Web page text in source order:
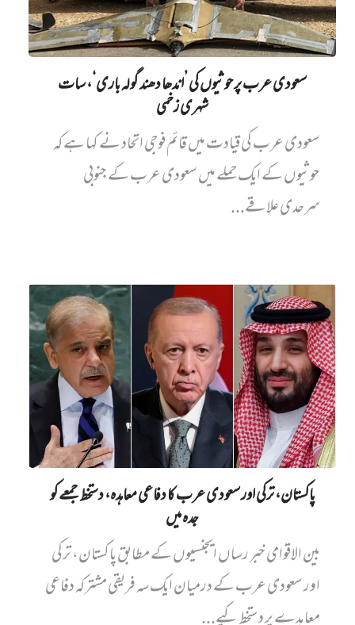
سعودی عرب پر حوثیوں کی ’اندھا دھند گولہ باری‘، سات
شہری زخمی
سعودی عرب کی قیادت میں قائم فوجی اتحاد نے کہا ہے کہ
حوثیوں کے ایک حملے میں سعودی عرب کے جنوبی
سرحدی علاقے...
پاکستان، ترکی اور سعودی عرب کا دفاعی معاہدہ، دستخط جمعے کو
جدہ میں
بین الاقوامی خبر رساں ایجنسیوں کے مطابق پاکستان، ترکی
اور سعودی عرب کے درمیان ایک سہ فریقی مشترکہ دفاعی